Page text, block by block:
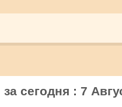
сегодня : 7